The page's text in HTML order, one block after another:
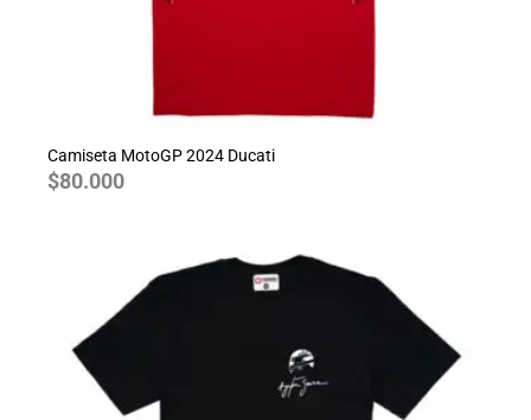
Camiseta MotoGP 2024 Ducati
$80.000